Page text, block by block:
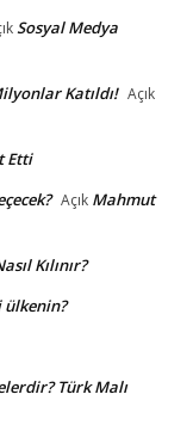
Sosyal Medya
Katıldı! Açık
Etti
Açık Mahmut
Kılınır?
ülkenin?
Türk Malı